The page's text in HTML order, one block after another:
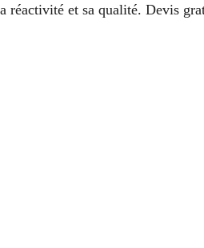
réactivité et sa qualité. Devis